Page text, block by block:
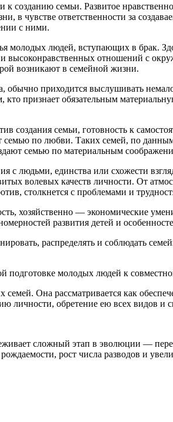
семьи. Развитое
в чувстве ответственности за
с ними.
молодых людей, вступающих в брак.
отношений с
возникают в семейной жизни.
приходится выслушивать
признает обязательным
семьи, готовность к
по любви. Таких семей, по
семью по материальным
с людьми, единства или схожести
волевых качеств личности. От
столкнется с проблемами и
хозяйственно — экономические
развития детей и
распределять и соблюдать
подготовке молодых людей к
Она рассматривается как
личности, обретение ею всех видов
сложный этап в эволюции —
рост числа разводов и